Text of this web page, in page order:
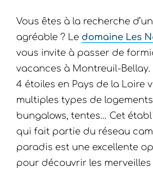
Vous êtes à la recherche
agréable ? Le domaine Les
vous invite à passer de
vacances à Montreuil-
4 étoiles en Pays de la Loire
multiples types de
bungalows, tentes… Cet
qui fait partie du réseau
paradis est une excellente
pour découvrir les merveilles